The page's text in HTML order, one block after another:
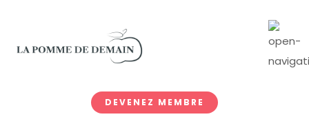
DEVENEZ MEMBRE